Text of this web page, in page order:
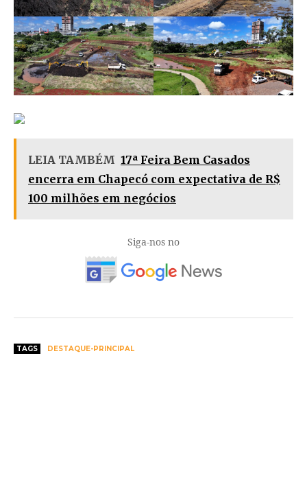
LEIA TAMBÉM 17ª Feira Bem Casados
encerra em Chapecó com expectativa de R$
100 milhões em negócios
Siga-nos no
TAGS DESTAQUE-PRINCIPAL